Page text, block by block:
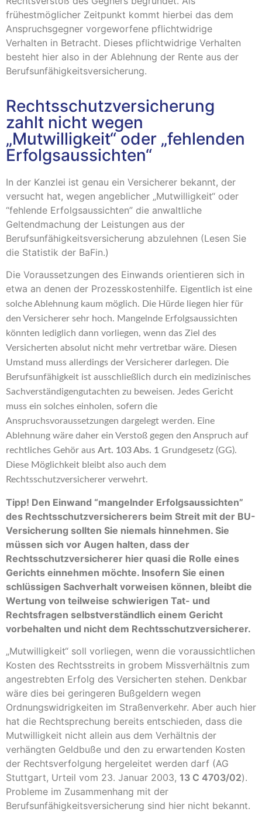
frühestmöglicher Zeitpunkt kommt hierbei das dem
Anspruchsgegner vorgeworfene pflichtwidrige
Verhalten in Betracht. Dieses pflichtwidrige Verhalten
besteht hier also in der Ablehnung der Rente aus der
Berufsunfähigkeitsversicherung.
Rechtsschutzversicherung
zahlt nicht wegen
„Mutwilligkeit“ oder „fehlenden
Erfolgsaussichten“
In der Kanzlei ist genau ein Versicherer bekannt, der
versucht hat, wegen angeblicher „Mutwilligkeit“ oder
“fehlende Erfolgsaussichten” die anwaltliche
Geltendmachung der Leistungen aus der
Berufsunfähigkeitsversicherung abzulehnen (Lesen Sie
die Statistik der BaFin.)
Die Voraussetzungen des Einwands orientieren sich in
etwa an denen der Prozesskostenhilfe. Eigentlich ist eine
solche Ablehnung kaum möglich. Die Hürde liegen hier für
den Versicherer sehr hoch. Mangelnde Erfolgsaussichten
könnten lediglich dann vorliegen, wenn das Ziel des
Versicherten absolut nicht mehr vertretbar wäre. Diesen
Umstand muss allerdings der Versicherer darlegen. Die
Berufsunfähigkeit ist ausschließlich durch ein medizinisches
Sachverständigengutachten zu beweisen. Jedes Gericht
muss ein solches einholen, sofern die
Anspruchsvoraussetzungen dargelegt werden. Eine
Ablehnung wäre daher ein Verstoß gegen den Anspruch auf
rechtliches Gehör aus Art. 103 Abs. 1 Grundgesetz (GG).
Diese Möglichkeit bleibt also auch dem
Rechtsschutzversicherer verwehrt.
Tipp! Den Einwand “mangelnder Erfolgsaussichten”
des Rechtsschutzversicherers beim Streit mit der BU-
Versicherung sollten Sie niemals hinnehmen. Sie
müssen sich vor Augen halten, dass der
Rechtsschutzversicherer hier quasi die Rolle eines
Gerichts einnehmen möchte. Insofern Sie einen
schlüssigen Sachverhalt vorweisen können, bleibt die
Wertung von teilweise schwierigen Tat- und
Rechtsfragen selbstverständlich einem Gericht
vorbehalten und nicht dem Rechtsschutzversicherer.
„Mutwilligkeit“ soll vorliegen, wenn die voraussichtlichen
Kosten des Rechtsstreits in grobem Missverhältnis zum
angestrebten Erfolg des Versicherten stehen. Denkbar
wäre dies bei geringeren Bußgeldern wegen
Ordnungswidrigkeiten im Straßenverkehr. Aber auch hier
hat die Rechtsprechung bereits entschieden, dass die
Mutwilligkeit nicht allein aus dem Verhältnis der
verhängten Geldbuße und den zu erwartenden Kosten
der Rechtsverfolgung hergeleitet werden darf (AG
Stuttgart, Urteil vom 23. Januar 2003, 13 C 4703/02).
Probleme im Zusammenhang mit der
Berufsunfähigkeitsversicherung sind hier nicht bekannt.